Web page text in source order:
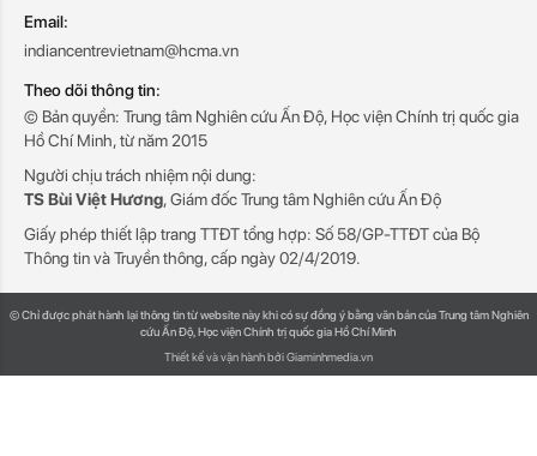
Email:
indiancentrevietnam@hcma.vn
Theo dõi thông tin:
© Bản quyền: Trung tâm Nghiên cứu Ấn Độ, Học viện Chính trị quốc gia
Hồ Chí Minh, từ năm 2015
Người chịu trách nhiệm nội dung:
TS Bùi Việt Hương, Giám đốc Trung tâm Nghiên cứu Ấn Độ
Giấy phép thiết lập trang TTĐT tổng hợp: Số 58/GP-TTĐT của Bộ
Thông tin và Truyền thông, cấp ngày 02/4/2019.
© Chỉ được phát hành lại thông tin từ website này khi có sự đồng ý bằng văn bản của Trung tâm Nghiên
cứu Ấn Độ, Học viện Chính trị quốc gia Hồ Chí Minh
Thiết kế và vận hành bởi Giaminhmedia.vn